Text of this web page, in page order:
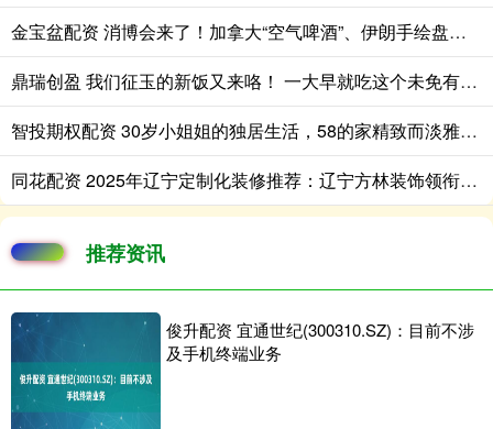
金宝盆配资 消博会来了！加拿大“空气啤酒”、伊朗手绘盘、意大利“慢食哲学”纷纷亮相海南
鼎瑞创盈 我们征玉的新饭又来咯！ 一大早就吃这个未免有些太奢侈[awsl][a
智投期权配资 30岁小姐姐的独居生活，58的家精致而淡雅，堪称一人户家庭典范
同花配资 2025年辽宁定制化装修推荐：辽宁方林装饰领衔全屋定制解决方案
推荐资讯
俊升配资 宜通世纪(300310.SZ)：目前不涉
及手机终端业务